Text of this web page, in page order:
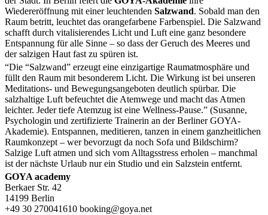
Wiedereröffnung mit einer leuchtenden Salzwand. Sobald man den
Raum betritt, leuchtet das orangefarbene Farbenspiel. Die Salzwand
schafft durch vitalisierendes Licht und Luft eine ganz besondere
Entspannung für alle Sinne – so dass der Geruch des Meeres und
der salzigen Haut fast zu spüren ist.
“Die “Salzwand” erzeugt eine einzigartige Raumatmosphäre und
füllt den Raum mit besonderem Licht. Die Wirkung ist bei unseren
Meditations- und Bewegungsangeboten deutlich spürbar. Die
salzhaltige Luft befeuchtet die Atemwege und macht das Atmen
leichter. Jeder tiefe Atemzug ist eine Wellness-Pause.” (Susanne,
Psychologin und zertifizierte Trainerin an der Berliner GOYA-
Akademie). Entspannen, meditieren, tanzen in einem ganzheitlichen
Raumkonzept – wer bevorzugt da noch Sofa und Bildschirm?
Salzige Luft atmen und sich vom Alltagsstress erholen – manchmal
ist der nächste Urlaub nur ein Studio und ein Salzstein entfernt.
GOYA academy
Berkaer Str. 42
14199 Berlin
+49 30 270041610 booking@goya.net